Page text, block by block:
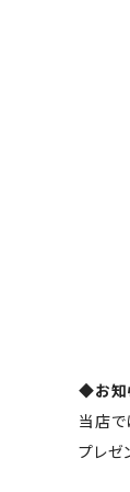
◆お知
当店で
プレゼ